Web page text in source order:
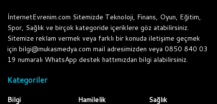
İnternetEvrenim.com Sitemizde Teknoloji, Finans, Oyun, Eğitim,
Spor, Sağlık ve birçok kategoride içeriklere göz atabilirsiniz.
Sitemize reklam vermek veya farklı bir konuda iletişime geçmek
için bilgi@mukasmedya.com mail adresimizden veya 0850 840 03
19 numaralı WhatsApp destek hattımızdan bilgi alabilirsiniz.
Kategoriler
Bilgi
Hamilelik
Sağlık